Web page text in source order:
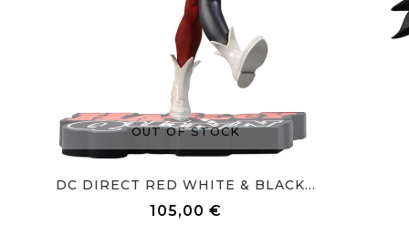
OUT OF STOCK
DC DIRECT RED WHITE & BLACK...
105,00 €